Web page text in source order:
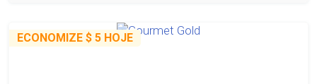
ECONOMIZE $ 5 HOJE